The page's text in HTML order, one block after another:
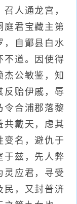
人通龙宫，
庭君宝藏主第
，自鄮县白水
不道。因使得
公敏鉴，知
反贻伊戚，辱
令合浦郡落黎
共戴天，虑其
变名，避仇于
于兹，先人弊
灵应君，寻受
民，又封普济